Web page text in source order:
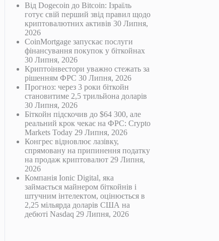
Від Dogecoin до Bitcoin: Ізраїль
готує свій перший звід правил щодо
криптовалютних активів 30 Липня,
2026
CoinMortgage запускає послуги
фінансування покупок у біткойнах
30 Липня, 2026
Криптоінвестори уважно стежать за
рішенням ФРС 30 Липня, 2026
Прогноз: через 3 роки біткойн
становитиме 2,5 трильйона доларів
30 Липня, 2026
Біткойн підскочив до $64 300, але
реальний крок чекає на ФРС: Crypto
Markets Today 29 Липня, 2026
Конгрес відновлює лазівку,
спрямовану на припинення податку
на продаж криптовалют 29 Липня,
2026
Компанія Ionic Digital, яка
займається майнером біткойнів і
штучним інтелектом, оцінюється в
2,25 мільярда доларів США на
дебюті Nasdaq 29 Липня, 2026